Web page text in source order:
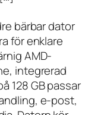
bärbar dator
för enklare
AMD-
integrerad
128 GB passar
e-post,